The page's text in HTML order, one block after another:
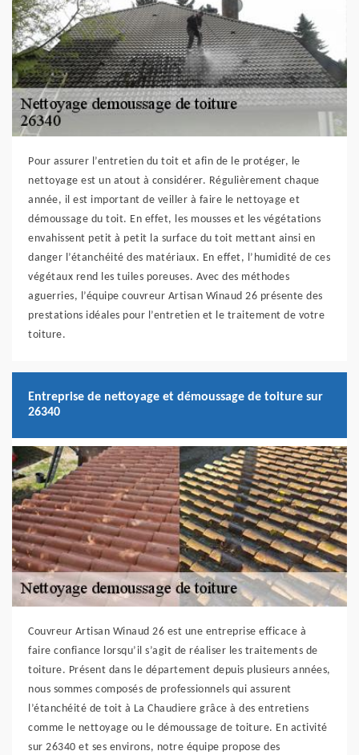
Pour assurer l’entretien du toit et afin de le protéger, le
nettoyage est un atout à considérer. Régulièrement chaque
année, il est important de veiller à faire le nettoyage et
démoussage du toit. En effet, les mousses et les végétations
envahissent petit à petit la surface du toit mettant ainsi en
danger l’étanchéité des matériaux. En effet, l’humidité de ces
végétaux rend les tuiles poreuses. Avec des méthodes
aguerries, l’équipe couvreur Artisan Winaud 26 présente des
prestations idéales pour l’entretien et le traitement de votre
toiture.
Entreprise de nettoyage et démoussage de toiture sur
26340
Couvreur Artisan Winaud 26 est une entreprise efficace à
faire confiance lorsqu’il s’agit de réaliser les traitements de
toiture. Présent dans le département depuis plusieurs années,
nous sommes composés de professionnels qui assurent
l’étanchéité de toit à La Chaudiere grâce à des entretiens
comme le nettoyage ou le démoussage de toiture. En activité
sur 26340 et ses environs, notre équipe propose des